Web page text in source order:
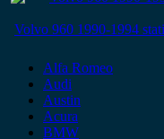
Volvo 960 1990-1994
Alfa Romeo
Audi
Austin
Acura
BMW